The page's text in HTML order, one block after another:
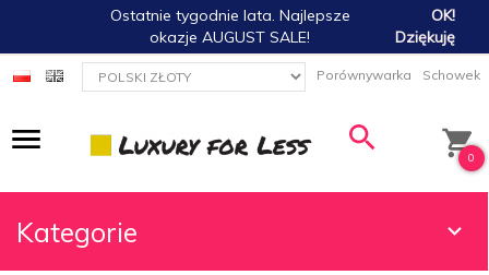
Ostatnie tygodnie lata. Najlepsze
okazje AUGUST SALE!
OK!
Dziękuję
currency_h Porównywarka Schowek
0
Kategorie